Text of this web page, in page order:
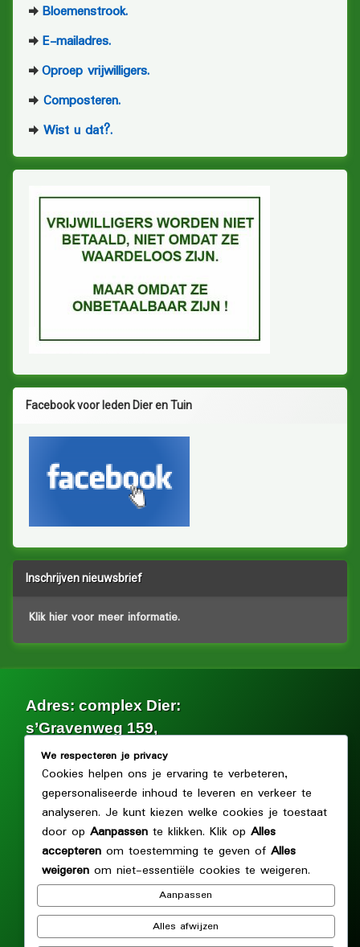
Bloemenstrook.
E-mailadres.
Oproep vrijwilligers.
Composteren.
Wist u dat?.
Facebook voor leden Dier en Tuin
Inschrijven nieuwsbrief
Klik hier voor meer informatie.
Adres: complex Dier:
s’Gravenweg 159,
2902 LG Capelle aan den IJssel.
Facebook
© Volkstuin en kleinvee vereniging Dier en Tuin. Alle rechten
voorbehouden.
Archief
Archief
Adres: complex Tuin:
We respecteren je privacy
Cookies helpen ons je ervaring te verbeteren,
gepersonaliseerde inhoud te leveren en verkeer te
analyseren. Je kunt kiezen welke cookies je toestaat
door op Aanpassente klikken. Klik op Alles
accepterenom toestemming te geven of Alles
weigerenom niet-essentiële cookies te weigeren.
Aanpassen
Alles afwijzen